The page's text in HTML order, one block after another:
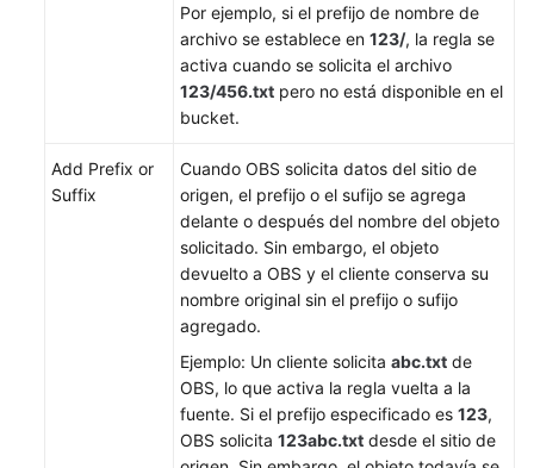
Gestión
Por ejemplo, si el prefijo de nombre de
archivo se establece en 123/, la regla se
activa cuando se solicita el archivo
123/456.txt pero no está disponible en el
bucket.
Add Prefix or
Suffix
Cuando OBS solicita datos del sitio de
origen, el prefijo o el sufijo se agrega
delante o después del nombre del objeto
solicitado. Sin embargo, el objeto
devuelto a OBS y el cliente conserva su
nombre original sin el prefijo o sufijo
agregado.
Ejemplo: Un cliente solicita abc.txt de
OBS, lo que activa la regla vuelta a la
fuente. Si el prefijo especificado es 123,
OBS solicita 123abc.txt desde el sitio de